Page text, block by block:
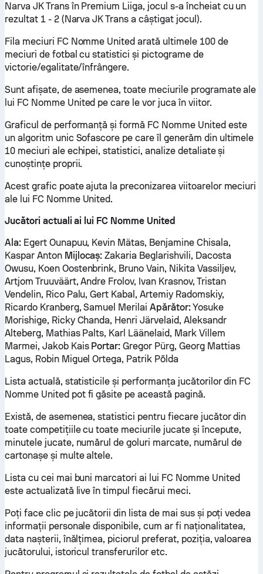
Narva JK Trans în Premium Liiga, jocul s-a încheiat cu un
rezultat 1 - 2 (Narva JK Trans a câștigat jocul).
Fila meciuri FC Nomme United arată ultimele 100 de
meciuri de fotbal cu statistici și pictograme de
victorie/egalitate/înfrângere.
Sunt afișate, de asemenea, toate meciurile programate ale
lui FC Nomme United pe care le vor juca în viitor.
Graficul de performanță și formă FC Nomme United este
un algoritm unic Sofascore pe care îl generăm din ultimele
10 meciuri ale echipei, statistici, analize detaliate și
cunoștințe proprii.
Acest grafic poate ajuta la preconizarea viitoarelor meciuri
ale lui FC Nomme United.
Jucători actuali ai lui FC Nomme United
Ala:Egert Ounapuu, Kevin Mätas, Benjamine Chisala,
Kaspar Anton Mijlocaș: Zakaria Beglarishvili, Dacosta
Owusu, Koen Oostenbrink, Bruno Vain, Nikita Vassiljev,
Artjom Truuväärt, Andre Frolov, Ivan Krasnov, Tristan
Vendelin, Rico Palu, Gert Kabal, Artemiy Radomskiy,
Ricardo Kranberg, Samuel MerilaiApărător:Yosuke
Morishige, Ricky Chanda, Henri Järvelaid, Aleksandr
Alteberg, Mathias Palts, Karl Läänelaid, Mark Villem
Marmei, Jakob Kais Portar: Gregor Pürg, Georg Mattias
Lagus, Robin Miguel Ortega, Patrik Põlda
Lista actuală, statisticile și performanța jucătorilor din FC
Nomme United pot fi găsite pe această pagină.
Există, de asemenea, statistici pentru fiecare jucător din
toate competițiile cu toate meciurile jucate și începute,
minutele jucate, numărul de goluri marcate, numărul de
cartonașe și multe altele.
Lista cu cei mai buni marcatori ai lui FC Nomme United
este actualizată live în timpul fiecărui meci.
Poți face clic pe jucătorii din lista de mai sus și poți vedea
informații personale disponibile, cum ar fi naționalitatea,
data nașterii, înălțimea, piciorul preferat, poziția, valoarea
jucătorului, istoricul transferurilor etc.